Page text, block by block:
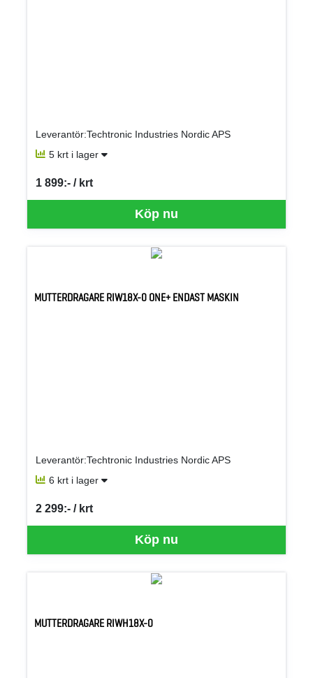
Leverantör:Techtronic Industries Nordic APS
5 krt i lager
Köp nu
1 899:- / krt
SEK per KRT
MUTTERDRAGARE RIW18X-0 ONE+ ENDAST MASKIN
Leverantör:Techtronic Industries Nordic APS
6 krt i lager
Köp nu
2 299:- / krt
SEK per KRT
MUTTERDRAGARE RIWH18X-0